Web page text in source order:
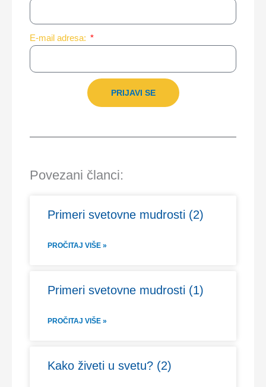
E-mail adresa:
PRIJAVI SE
Povezani članci:
Primeri svetovne mudrosti (2)
PROČITAJ VIŠE »
Primeri svetovne mudrosti (1)
PROČITAJ VIŠE »
Kako živeti u svetu? (2)